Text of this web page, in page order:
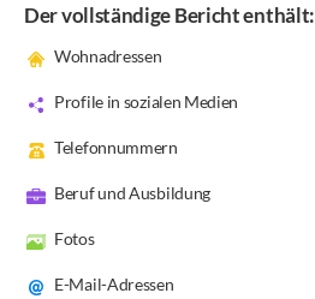
Der vollständige Bericht enthält:
Wohnadressen
Profile in sozialen Medien
Telefonnummern
Beruf und Ausbildung
Fotos
E-Mail-Adressen